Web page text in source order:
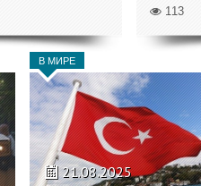
113
В МИРЕ
21.08.2025